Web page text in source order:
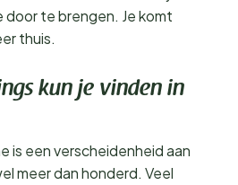
door te brengen. Je komt
thuis.
kun je vinden in
is een verscheidenheid aan
meer dan honderd. Veel